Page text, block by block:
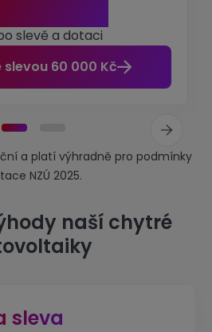
slevě a dotaci
slevou 60 000 Kč
a platí výhradně pro podmínky
NZÚ 2025.
naší chytré
sleva